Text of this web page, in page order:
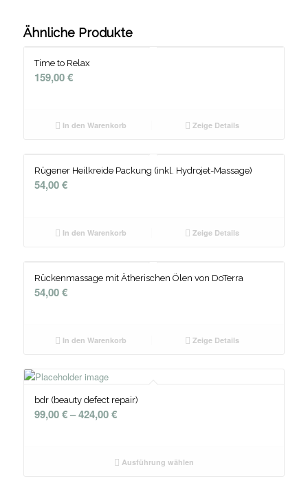
Ähnliche Produkte
Time to Relax
159,00€
In den Warenkorb Zeige Details
Rügener Heilkreide Packung (inkl. Hydrojet-Massage)
54,00€
In den Warenkorb Zeige Details
Rückenmassage mit Ätherischen Ölen von DoTerra
54,00€
In den Warenkorb Zeige Details
bdr (beauty defect repair)
99,00€–424,00€
Ausführung wählen